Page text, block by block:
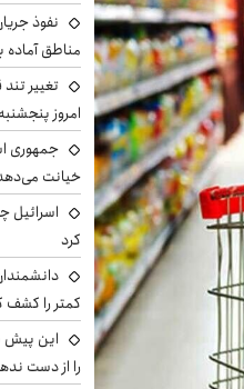
نفوذ
مناطق آماده
تغییر
امروز پنجشنبه ۱۵ مرداد ۱۴۰۵ +جدول
جمهوری
خیانت
اسرائیل
کرد
کمتر را کشف
را از دست